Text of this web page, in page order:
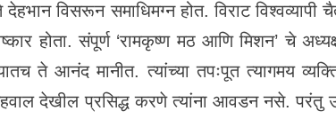
विसरून समाधिमग्न होत. विराट विश्वव्यापी
होता. संपूर्ण ‘रामकृष्ण मठ आणि मिशन’ चे
ते आनंद मानीत. त्यांच्या तपःपूत त्यागमय
देखील प्रसिद्ध करणे त्यांना आवडन नसे. परंतु